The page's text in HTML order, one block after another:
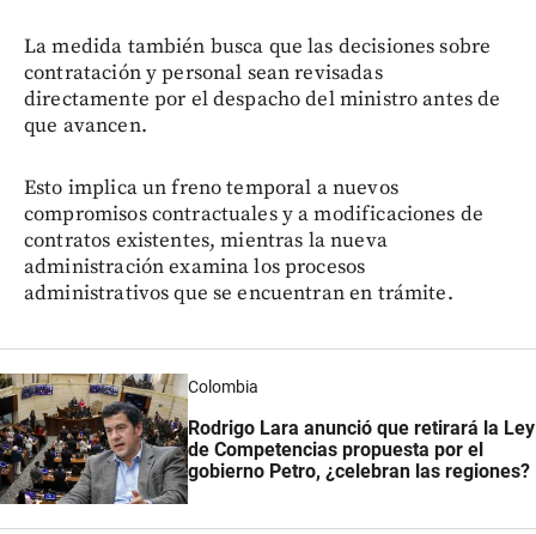
La medida también busca que las decisiones sobre
contratación y personal sean revisadas
directamente por el despacho del ministro antes de
que avancen.
Esto implica un freno temporal a nuevos
compromisos contractuales y a modificaciones de
contratos existentes, mientras la nueva
administración examina los procesos
administrativos que se encuentran en trámite.
Colombia
Rodrigo Lara anunció que retirará la Ley
de Competencias propuesta por el
gobierno Petro, ¿celebran las regiones?